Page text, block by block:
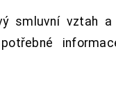
smluvní vztah